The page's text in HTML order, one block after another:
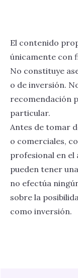
El contenido
únicamente con
No constituye
o de inversión.
recomendación
particular.
Antes de tomar
o comerciales,
profesional en el
pueden tener
no efectúa
sobre la
como inversión.